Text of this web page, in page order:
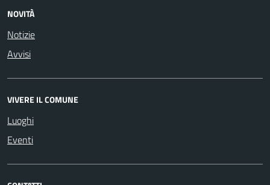
NOVITÀ
Notizie
Avvisi
VIVERE IL COMUNE
Luoghi
Eventi